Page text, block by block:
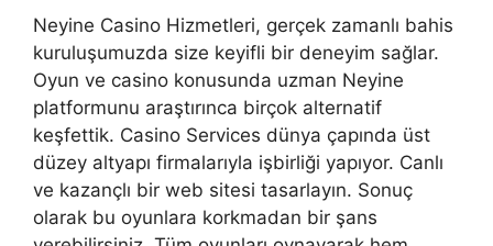
Neyine Casino Hizmetleri, gerçek zamanlı bahis
kuruluşumuzda size keyifli bir deneyim sağlar.
Oyun ve casino konusunda uzman Neyine
platformunu araştırınca birçok alternatif
keşfettik. Casino Services dünya çapında üst
düzey altyapı firmalarıyla işbirliği yapıyor. Canlı
ve kazançlı bir web sitesi tasarlayın. Sonuç
olarak bu oyunlara korkmadan bir şans